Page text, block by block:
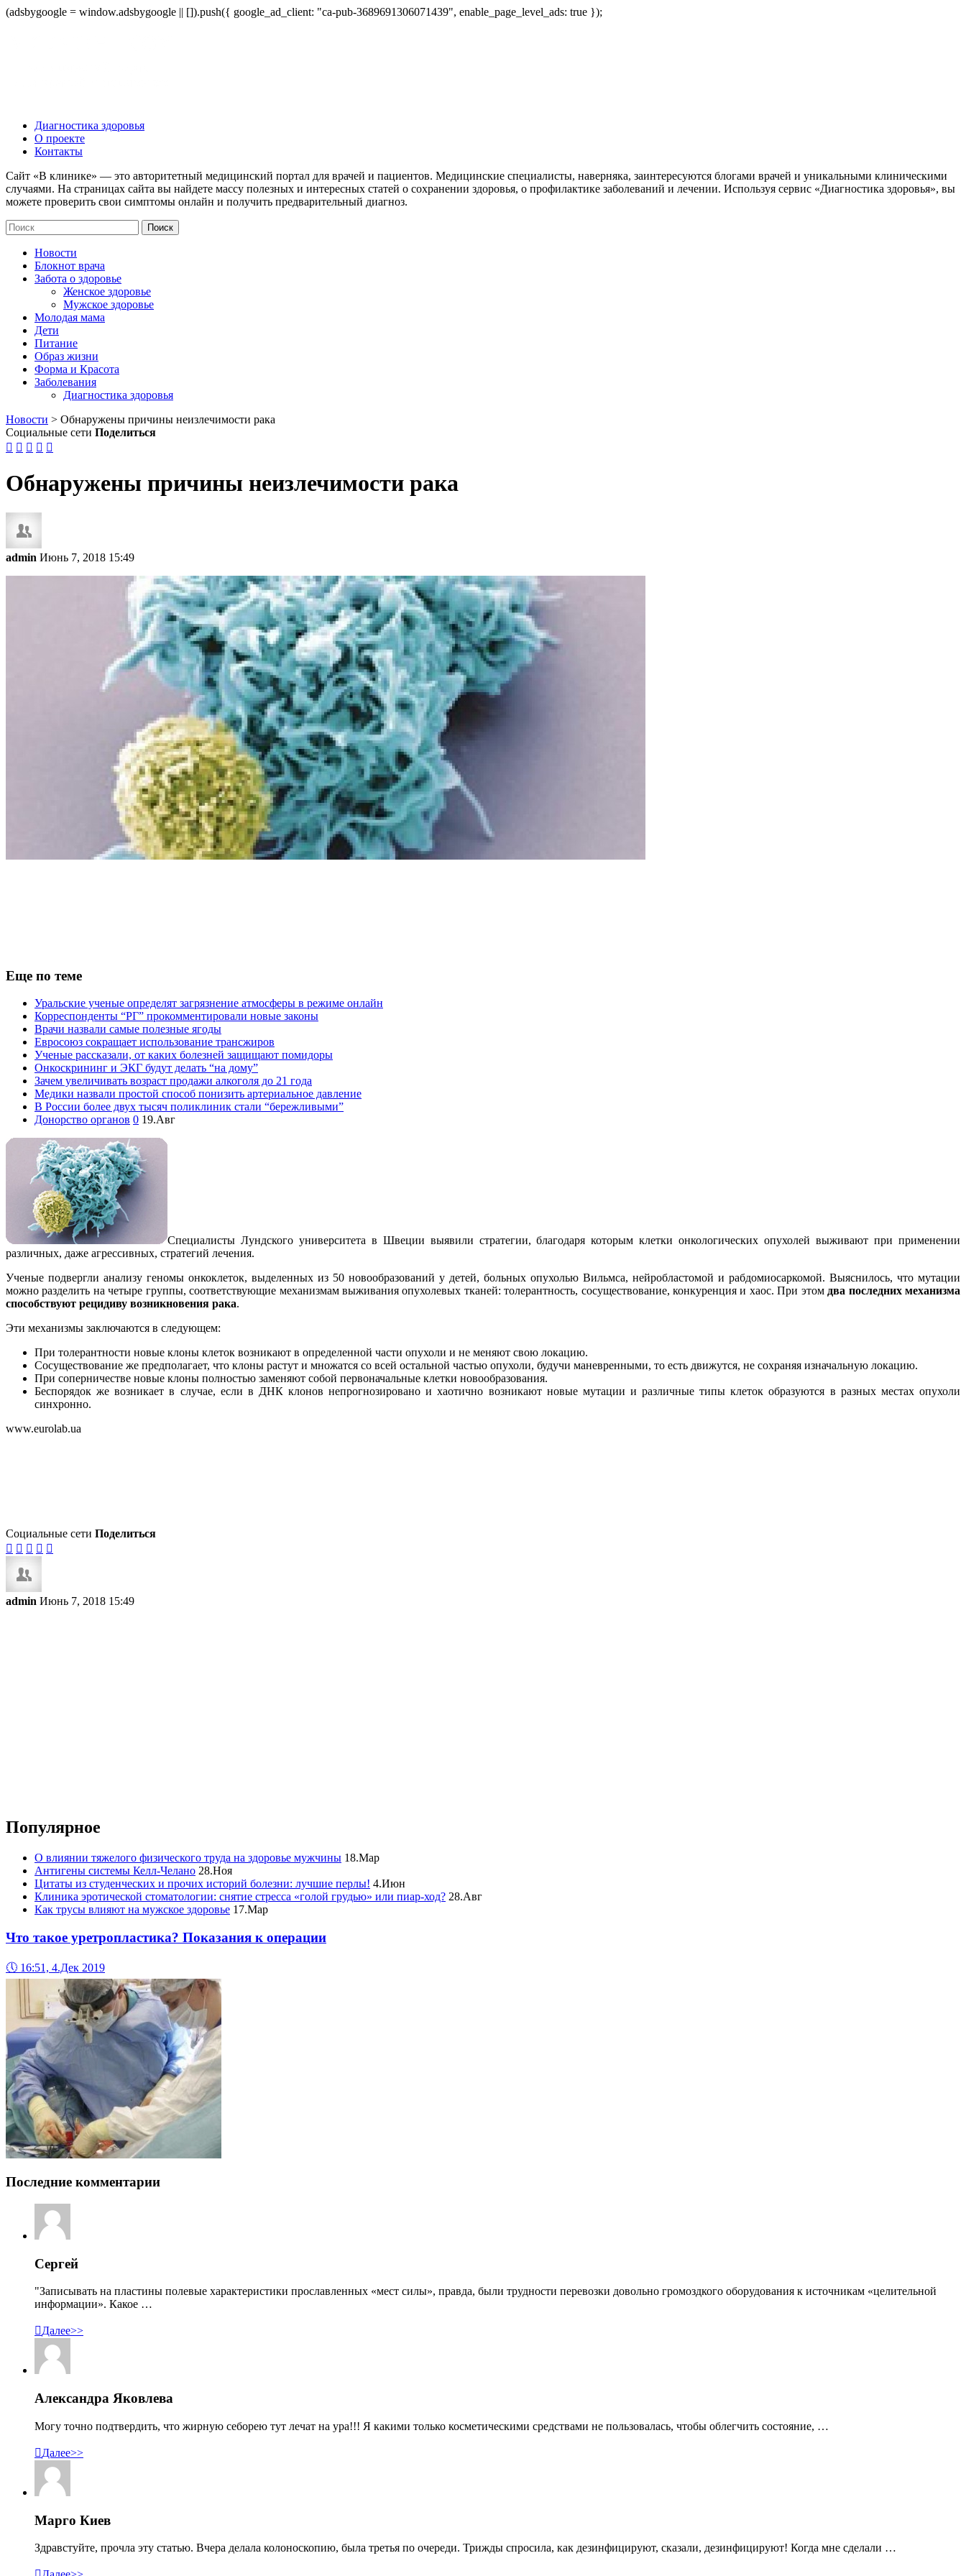
(adsbygoogle = window.adsbygoogle || []).push({ google_ad_client: "ca-pub-3689691306071439", enable_page_level_ads: true });
Диагностика здоровья
О проекте
Контакты
Сайт «В клинике» — это авторитетный медицинский портал для врачей и пациентов. Медицинские специалисты, наверняка, заинтересуются блогами врачей и уникальными клиническими
случаями. На страницах сайта вы найдете массу полезных и интересных статей о сохранении здоровья, о профилактике заболеваний и лечении. Используя сервис «Диагностика здоровья», вы
можете проверить свои симптомы онлайн и получить предварительный диагноз.
Новости
Блокнот врача
Забота о здоровье
Женское здоровье
Мужское здоровье
Молодая мама
Дети
Питание
Образ жизни
Форма и Красота
Заболевания
Диагностика здоровья
Новости > Обнаружены причины неизлечимости рака
Социальные сети Поделиться
    
Обнаружены причины неизлечимости рака
admin Июнь 7, 2018 15:49
Еще по теме
Уральские ученые определят загрязнение атмосферы в режиме онлайн
Корреспонденты “РГ” прокомментировали новые законы
Врачи назвали самые полезные ягоды
Евросоюз сокращает использование трансжиров
Ученые рассказали, от каких болезней защищают помидоры
Онкоскрининг и ЭКГ будут делать “на дому”
Зачем увеличивать возраст продажи алкоголя до 21 года
Медики назвали простой способ понизить артериальное давление
В России более двух тысяч поликлиник стали “бережливыми”
Донорство органов 0 19.Авг
Специалисты Лундского университета в Швеции выявили стратегии, благодаря которым клетки онкологических опухолей выживают при применении
различных, даже агрессивных, стратегий лечения.
Ученые подвергли анализу геномы онкоклеток, выделенных из 50 новообразований у детей, больных опухолью Вильмса, нейробластомой и рабдомиосаркомой. Выяснилось, что мутации
можно разделить на четыре группы, соответствующие механизмам выживания опухолевых тканей: толерантность, сосуществование, конкуренция и хаос. При этом два последних механизма
способствуют рецидиву возникновения рака.
Эти механизмы заключаются в следующем:
При толерантности новые клоны клеток возникают в определенной части опухоли и не меняют свою локацию.
Сосуществование же предполагает, что клоны растут и множатся со всей остальной частью опухоли, будучи маневренными, то есть движутся, не сохраняя изначальную локацию.
При соперничестве новые клоны полностью заменяют собой первоначальные клетки новообразования.
Беспорядок же возникает в случае, если в ДНК клонов непрогнозировано и хаотично возникают новые мутации и различные типы клеток образуются в разных местах опухоли
синхронно.
www.eurolab.ua
Социальные сети Поделиться
    
admin Июнь 7, 2018 15:49
Популярное
О влиянии тяжелого физического труда на здоровье мужчины 18.Мар
Антигены системы Келл-Челано 28.Ноя
Цитаты из студенческих и прочих историй болезни: лучшие перлы! 4.Июн
Клиника эротической стоматологии: снятие стресса «голой грудью» или пиар-ход? 28.Авг
Как трусы влияют на мужское здоровье 17.Мар
Что такое уретропластика? Показания к операции
🕔 16:51, 4.Дек 2019
Последние комментарии
Сергей
"Записывать на пластины полевые характеристики прославленных «мест силы», правда, были трудности перевозки довольно громоздкого оборудования к источникам «целительной
информации». Какое …
Далее>>
Александра Яковлева
Могу точно подтвердить, что жирную себорею тут лечат на ура!!! Я какими только косметическими средствами не пользовалась, чтобы облегчить состояние, …
Далее>>
Марго Киев
Здравстуйте, прочла эту статью. Вчера делала колоноскопию, была третья по очереди. Трижды спросила, как дезинфицируют, сказали, дезинфицируют! Когда мне сделали …